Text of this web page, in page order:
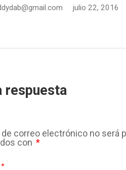
julio 22, 2016
respuesta
correo electrónico no será
con *
*